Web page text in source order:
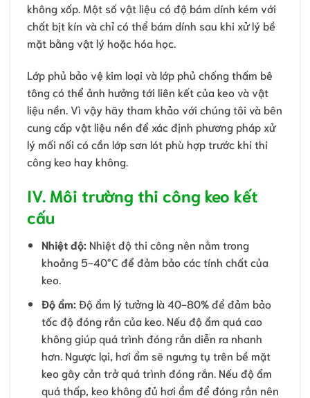
không xốp. Một số vật liệu có độ bám dính kém với
chất bịt kín và chỉ có thể bám dính sau khi xử lý bề
mặt bằng vật lý hoặc hóa học.
Lớp phủ bảo vệ kim loại và lớp phủ chống thấm bê
tông có thể ảnh hưởng tới liên kết của keo và vật
liệu nền. Vì vậy hãy tham khảo với chúng tôi và bên
cung cấp vật liệu nền để xác định phương pháp xử
lý mối nối có cần lớp sơn lót phù hợp trước khi thi
công keo hay không.
IV. Môi trường thi công keo kết
cấu
Nhiệt độ: Nhiệt độ thi công nên nằm trong
khoảng 5-40°C để đảm bảo các tính chất của
keo.
Độ ẩm: Độ ẩm lý tưởng là 40-80% để đảm bảo
tốc độ đóng rắn của keo. Nếu độ ẩm quá cao
không giúp quá trình đóng rắn diễn ra nhanh
hơn. Ngược lại, hơi ẩm sẽ ngưng tụ trên bề mặt
keo gây cản trở quá trình đóng rắn. Nếu độ ẩm
quá thấp, keo không đủ hơi ẩm để đóng rắn nên